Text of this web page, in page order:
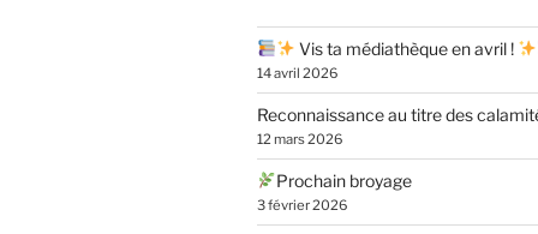
Vis ta médiathèque en avril !
14 avril 2026
Reconnaissance au titre des
12 mars 2026
Prochain broyage
3 février 2026